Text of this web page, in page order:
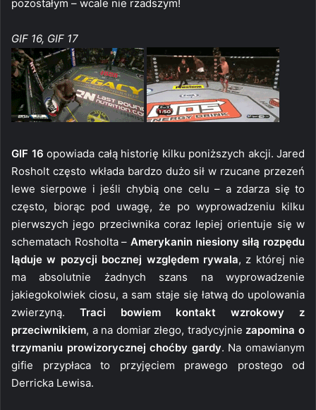
pozostałym – wcale nie rzadszym!
GIF 16, GIF 17
GIF 16 opowiada całą historię kilku poniższych akcji. Jared
Rosholt często wkłada bardzo dużo sił w rzucane przezeń
lewe sierpowe i jeśli chybią one celu – a zdarza się to
często, biorąc pod uwagę, że po wyprowadzeniu kilku
pierwszych jego przeciwnika coraz lepiej orientuje się w
schematach Rosholta – Amerykanin niesiony siłą rozpędu
ląduje w pozycji bocznej względem rywala, z której nie
ma absolutnie żadnych szans na wyprowadzenie
jakiegokolwiek ciosu, a sam staje się łatwą do upolowania
zwierzyną. Traci bowiem kontakt wzrokowy z
przeciwnikiem, a na domiar złego, tradycyjnie zapomina o
trzymaniu prowizorycznej choćby gardy. Na omawianym
gifie przypłaca to przyjęciem prawego prostego od
Derricka Lewisa.